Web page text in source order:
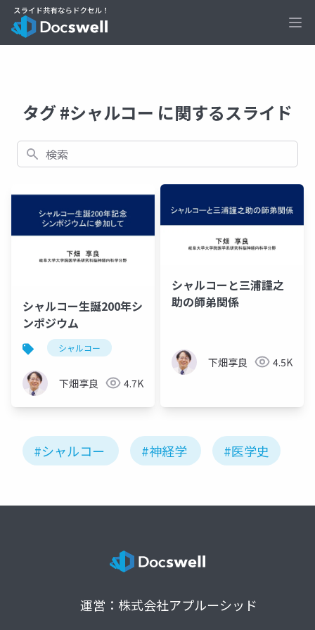
タグ #シャルコー に関するスライド
検索
シャルコー生誕200年シ
ンポジウム
シャルコー
下畑享良 4.7K
シャルコーと三浦謹之
助の師弟関係
下畑享良 4.5K
#シャルコー #神経学 #医学史
運営：株式会社アプルーシッド